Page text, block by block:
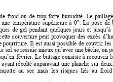
de froid ou de trop forte humidité. Le
une température supérieure à 0°. La pose de
de gel pendant quelques jours et jusqu’à
couverture peut provoquer des excès
pourriture. Il est aussi possible de couvrir les
sol se ressuie mieux qu’avec une bâche, on
février. Le buttage consiste à recouvrir
ayant récolté auparavant une planche sur
carotte  au  sec mais  les  risques liés  au  froid